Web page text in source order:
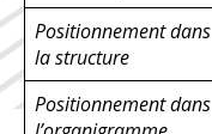
Positionnement dans
la structure
Positionnement dans